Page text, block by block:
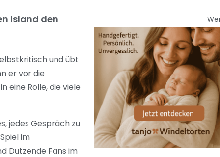
Island den
und übt
er vor die
eine Rolle, die viele
jedes Gespräch zu
im
Dutzende Fans im